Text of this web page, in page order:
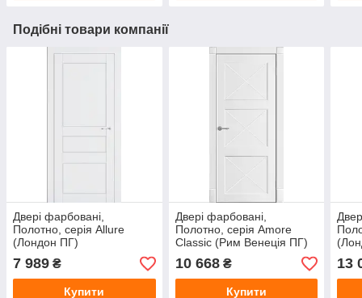
Подібні товари компанії
Двері фарбовані,
Полотно, серія Allure
(Лондон ПГ)
7 989 ₴
Купити
Двері фарбовані,
Полотно, серія Amore
Classic (Рим Венеція ПГ)
10 668₴
Купити
13